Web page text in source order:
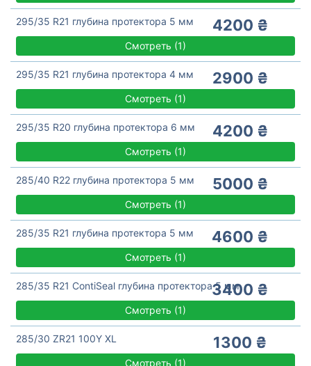
295/35 R21 глубина протектора 5 мм 4200 ₴
Смотреть (1)
295/35 R21 глубина протектора 4 мм 2900 ₴
Смотреть (1)
295/35 R20 глубина протектора 6 мм 4200 ₴
Смотреть (1)
285/40 R22 глубина протектора 5 мм 5000 ₴
Смотреть (1)
285/35 R21 глубина протектора 5 мм 4600 ₴
Смотреть (1)
285/35 R21 ContiSeal глубина протектора 5 мм3400 ₴
Смотреть (1)
285/30 ZR21 100Y XL 1300 ₴
Смотреть (1)